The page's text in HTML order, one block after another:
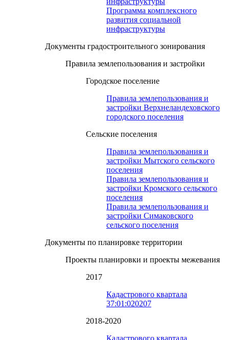
Программа комплексного
развития социальной
инфраструктуры
Документы градостроительного зонирования
Правила землепользования и застройки
Городское поселение
Правила землепользования и
застройки Верхнеландеховского
городского поселения
Сельские поселения
Правила землепользования и
застройки Мытского сельского
поселения
Правила землепользования и
застройки Кромского сельского
поселения
Правила землепользования и
застройки Симаковского
сельского поселения
Документы по планировке территории
Проекты планировки и проекты межевания
2017
Кадастрового квартала
37:01:020207
2018-2020
Кадастрового квартала